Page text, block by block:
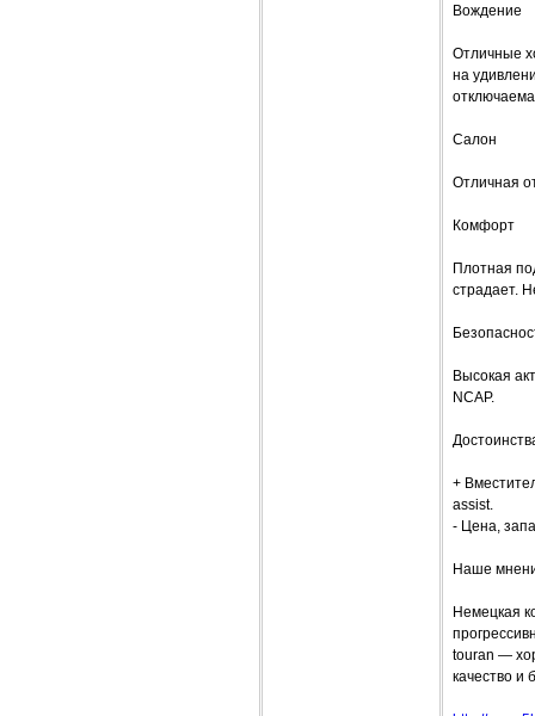
Вождение
Отличные
на
Салон
Отличная
Комфорт
Плотная
страдает.
Высокая
NCAP.
+
assist.
- Цена,
Наше
Немецкая
touran —
качество и